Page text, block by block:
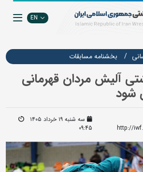
EN
بخشنامه مسابقات
آلیش مردان قهرمانی
شود
http://
سه شنبه ۱۹ خرداد ۱۴۰۵
09:45